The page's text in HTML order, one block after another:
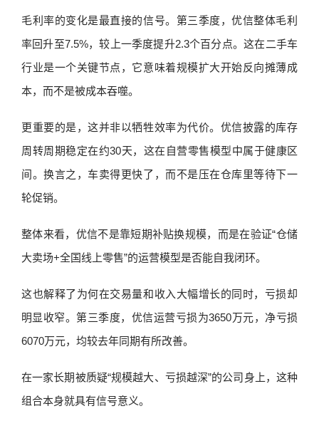
毛利率的变化是最直接的信号。第三季度，优信整体毛利
率回升至7.5%，较上一季度提升2.3个百分点。这在二手车
行业是一个关键节点，它意味着规模扩大开始反向摊薄成
本，而不是被成本吞噬。
更重要的是，这并非以牺牲效率为代价。优信披露的库存
周转周期稳定在约30天，这在自营零售模型中属于健康区
间。换言之，车卖得更快了，而不是压在仓库里等待下一
轮促销。
整体来看，优信不是靠短期补贴换规模，而是在验证“仓储
大卖场+全国线上零售”的运营模型是否能自我闭环。
这也解释了为何在交易量和收入大幅增长的同时，亏损却
明显收窄。第三季度，优信运营亏损为3650万元，净亏损
6070万元，均较去年同期有所改善。
在一家长期被质疑“规模越大、亏损越深”的公司身上，这种
组合本身就具有信号意义。